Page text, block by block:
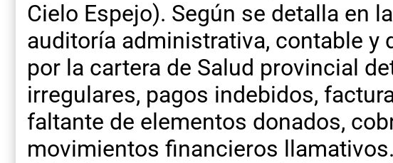
Cielo Espejo). Según se detalla en
auditoría administrativa, contable y
por la cartera de Salud provincial
irregulares, pagos indebidos,
faltante de elementos donados,
movimientos financieros